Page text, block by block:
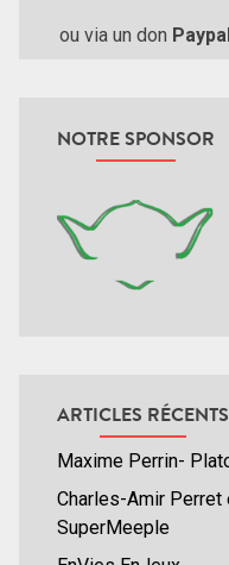
ou via un don Paypal
NOTRE SPONSOR
ARTICLES RÉCENTS
Maxime Perrin-
Charles-Amir
SuperMeeple